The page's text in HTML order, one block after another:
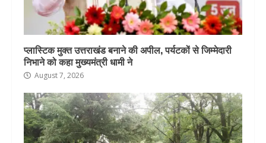
प्लास्टिक मुक्त उत्तराखंड बनाने की अपील, पर्यटकों से जिम्मेदारी
निभाने को कहा मुख्यमंत्री धामी ने
August 7, 2026